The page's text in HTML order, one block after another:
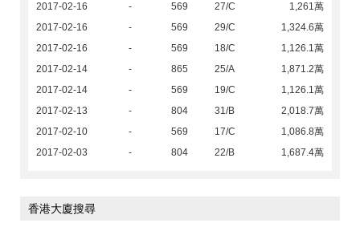
2017-02-16
- 569 27/C
1,261萬
2017-02-16
- 569 29/C
1,324.6萬
2017-02-16
- 569 18/C
1,126.1萬
2017-02-14
- 865 25/A
1,871.2萬
2017-02-14
- 569 19/C
1,126.1萬
2017-02-13
- 804 31/B
2,018.7萬
2017-02-10
- 569 17/C
1,086.8萬
2017-02-03
- 804 22/B 1,687.4萬
香港大廈搜尋